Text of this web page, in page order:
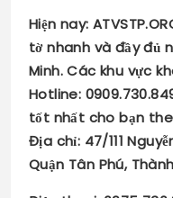
Hiện nay:
tờ nhanh và đầy đủ
Minh. Các khu vực
Hotline:
tốt nhất cho bạn
Địa chỉ: 47/111
Quận Tân Phú,